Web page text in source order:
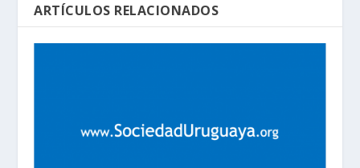
ARTÍCULOS RELACIONADOS